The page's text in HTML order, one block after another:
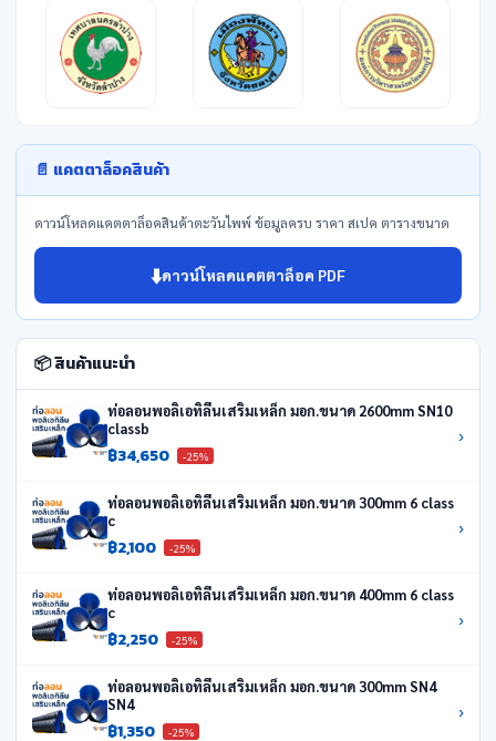
📄 แคตตาล็อคสินค้า
ดาวน์โหลดแคตตาล็อคสินค้าตะวันไพพ์ ข้อมูลครบ ราคา สเปค ตารางขนาด
⬇️ดาวน์โหลดแคตตาล็อค PDF
📦 สินค้าแนะนำ
ท่อลอนพอลิเอทิลีนเสริมเหล็ก มอก.ขนาด 2600mm SN10
classb
฿34,650 -25%
›
ท่อลอนพอลิเอทิลีนเสริมเหล็ก มอก.ขนาด 300mm 6 class
c
฿2,100 -25%
›
ท่อลอนพอลิเอทิลีนเสริมเหล็ก มอก.ขนาด 400mm 6 class
c
฿2,250 -25%
›
ท่อลอนพอลิเอทิลีนเสริมเหล็ก มอก.ขนาด 300mm SN4
SN4
฿1,350 -25%
›